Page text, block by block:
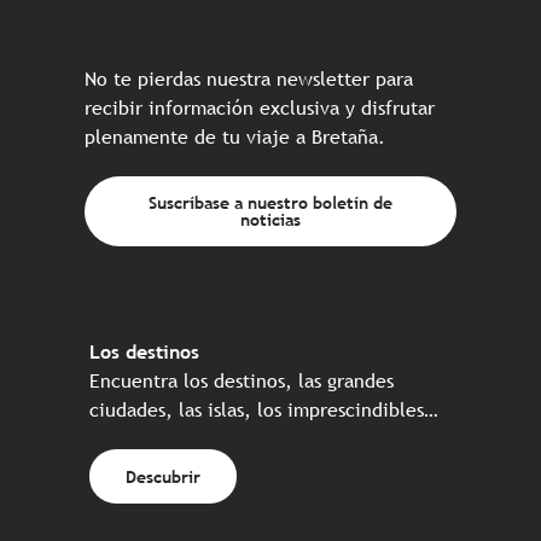
No te pierdas nuestra newsletter para
recibir información exclusiva y disfrutar
plenamente de tu viaje a Bretaña.
Suscríbase a nuestro boletín de
noticias
Los destinos
Encuentra los destinos, las grandes
ciudades, las islas, los imprescindibles…
Descubrir